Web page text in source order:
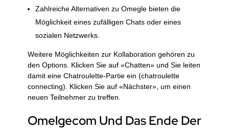
Zahlreiche Alternativen zu Omegle bieten die
Möglichkeit eines zufälligen Chats oder eines
sozialen Netzwerks.
Weitere Möglichkeiten zur Kollaboration gehören zu
den Options. Klicken Sie auf «Chatten» und Sie leiten
damit eine Chatroulette-Partie ein (chatroulette
connecting). Klicken Sie auf «Nächster», um einen
neuen Teilnehmer zu treffen.
Omelgecom Und Das Ende Der